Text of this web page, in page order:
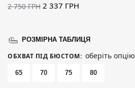
2 750ГРН 2 337 ГРН
РОЗМІРНА ТАБЛИЦЯ
ОБХВАТ ПІД БЮСТОМ: оберіть опцію
65 70 75 80